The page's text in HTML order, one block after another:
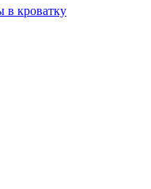
в кроватку